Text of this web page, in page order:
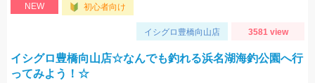
NEW 初心者向け
イシグロ豊橋向山店 3581 view
イシグロ豊橋向山店☆なんでも釣れる浜名湖海釣公園へ行
ってみよう！☆